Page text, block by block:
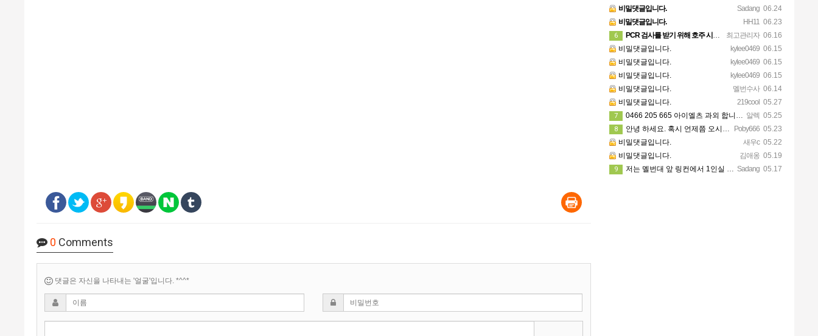
0 Comments
댓글은 자신을 나타내는 '얼굴'입니다. *^^*
Sadang 06.24
비밀댓글입니다.
HH11 06.23
비밀댓글입니다.
최고관리자 06.16
6
PCR 검사를 받기 위해 호주 시민이나 영주권자일 필요는 없습니다. 가까운 무료 검사 클리닉에 방문 하시면 …
kylee0469 06.15
비밀댓글입니다.
kylee0469 06.15
비밀댓글입니다.
kylee0469 06.15
비밀댓글입니다.
멜번수사 06.14
비밀댓글입니다.
219cool 05.27
비밀댓글입니다.
알렉 05.25
7
0466 205 665 아이엘츠 과외 합니다 연락주세요!
Poby666 05.23
8
안녕 하세요. 혹시 언제쯤 오시나요 ? 저는 퍼스로 이주 하려고 하는데 이삿짐 회사 찾기가 쉽지 않네요. 혹…
새우c 05.22
비밀댓글입니다.
김애옹 05.19
비밀댓글입니다.
Sadang 05.17
9 저는 멜번대 앞 링컨에서 1인실 6개월 예약걸어놨어요!